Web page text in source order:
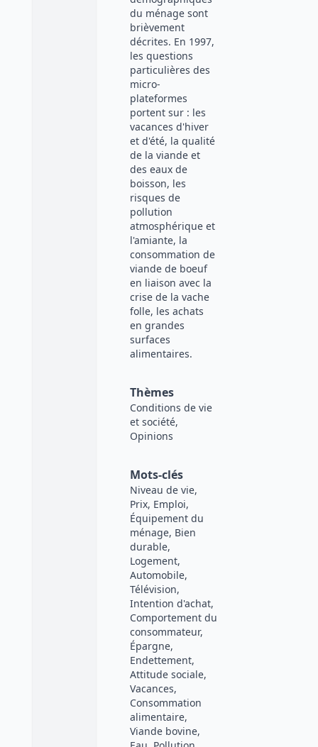
du ménage sont
brièvement
décrites. En 1997,
les questions
particulières des
micro-
plateformes
portent sur : les
vacances d'hiver
et d'été, la qualité
de la viande et
des eaux de
boisson, les
risques de
pollution
atmosphérique et
l'amiante, la
consommation de
viande de boeuf
en liaison avec la
crise de la vache
folle, les achats
en grandes
surfaces
alimentaires.
Thèmes
Conditions de vie
et société,
Opinions
Mots-clés
Niveau de vie,
Prix, Emploi,
Équipement du
ménage, Bien
durable,
Logement,
Automobile,
Télévision,
Intention d'achat,
Comportement du
consommateur,
Épargne,
Endettement,
Attitude sociale,
Vacances,
Consommation
alimentaire,
Viande bovine,